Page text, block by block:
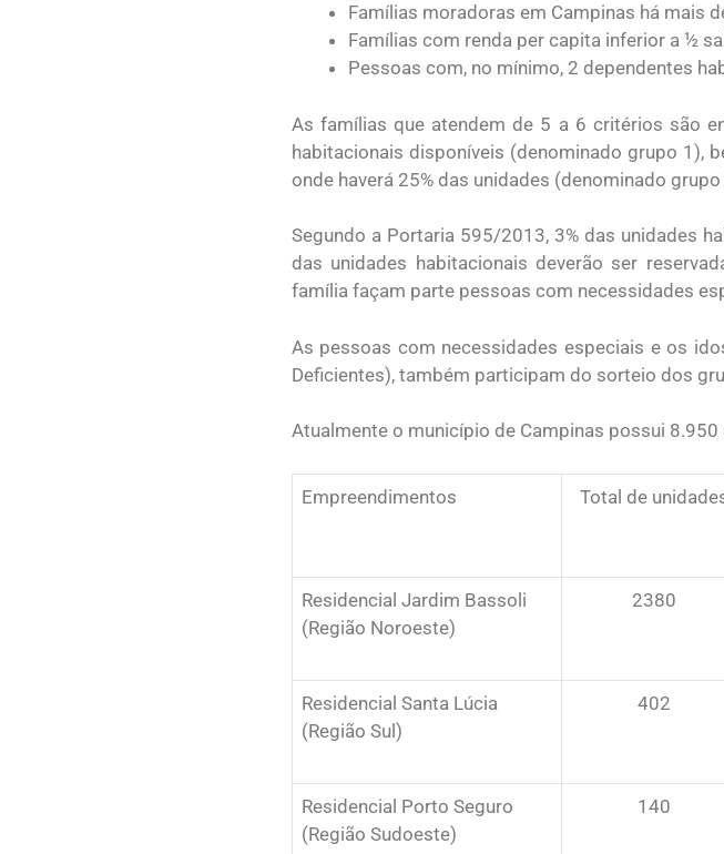
Famílias moradoras em Campinas há mais
Famílias com renda per capita inferior a ½
Pessoas com, no mínimo, 2 dependentes
As famílias que atendem de 5 a 6 critérios são
habitacionais disponíveis (denominado grupo 1),
onde haverá 25% das unidades (denominado grupo
Segundo a Portaria 595/2013, 3% das unidades
das unidades habitacionais deverão ser
família façam parte pessoas com necessidades
As pessoas com necessidades especiais e os
Deficientes), também participam do sorteio dos
Atualmente o município de Campinas possui
Empreendimentos Total de
Residencial Jardim Bassoli
(Região Noroeste)
2380
Residencial Santa Lúcia
(Região Sul)
402
Residencial Porto Seguro
(Região Sudoeste)
140